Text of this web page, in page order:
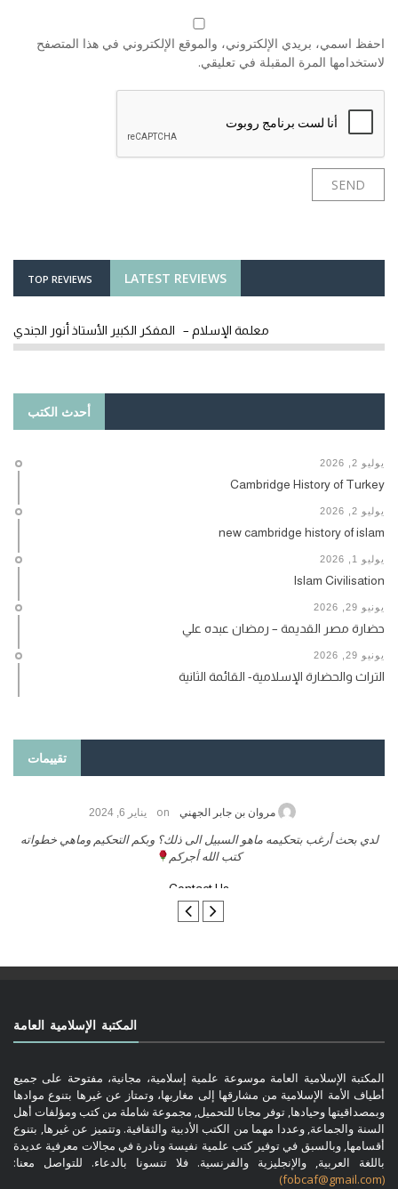
احفظ اسمي، بريدي الإلكتروني، والموقع الإلكتروني في هذا المتصفح
لاستخدامها المرة المقبلة في تعليقي.
LATEST REVIEWS
TOP REVIEWS
معلمة الإسلام – المفكر الكبير الأستاذ أنور الجندي
أحدث الكتب
يوليو 2, 2026
Cambridge History of Turkey
يوليو 2, 2026
new cambridge history of islam
يوليو 1, 2026
Islam Civilisation
يونيو 29, 2026
حضارة مصر القديمة – رمضان عبده علي
يونيو 29, 2026
التراث والحضارة الإسلامية- القائمة الثانية
تقييمات
حامد الزريقي on يناير 25, 2026
السلام عليكم ورحمة الله وبركاتة أرغب بنشر كتابي معكم
المكتبة الإسلامية العامة
المكتبة الإسلامية العامة موسوعة علمية إسلامية، مجانية، مفتوحة على جميع
أطياف الأمة الإسلامية من مشارقها إلى مغاربها، وتمتاز عن غيرها بتنوع موادها
وبمصداقيتها وحيادها, توفر مجانا للتحميل, مجموعة شاملة من كتب ومؤلفات أهل
السنة والجماعة, وعددا مهما من الكتب الأدبية والثقافية. وتتميز عن غيرها, بتنوع
أقسامها, وبالسبق في توفير كتب علمية نفيسة ونادرة في مجالات معرفية عديدة
باللغة العربية, والإنجليزية والفرنسية. فلا تنسونا بالدعاء. للتواصل معنا:
(fobcaf@gmail.com)